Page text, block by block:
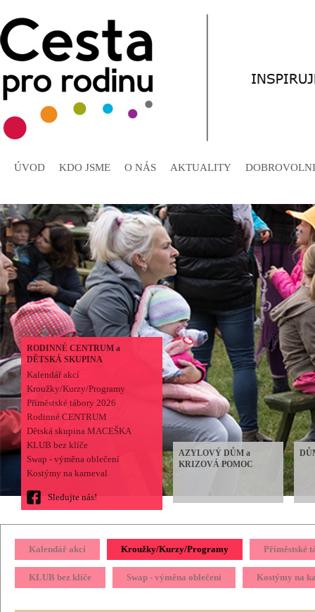
ÚVOD KDO JSME O NÁS AKTUALITY
RODINNÉ CENTRUM a
DĚTSKÁ SKUPINA
Kalendář akcí
Kroužky/Kurzy/Programy
Příměstské tábory 2026
Rodinné CENTRUM
Dětská skupina MACEŠKA
KLUB bez klíče
Swap - výměna oblečení
Kostýmy na karneval
Sledujte nás!
AZYLOVÝ DŮM a
KRIZOVÁ POMOC
Kalendář akcí Kroužky/Kurzy/Programy Příměstské
KLUB bez klíče Swap - výměna oblečení Kostýmy na